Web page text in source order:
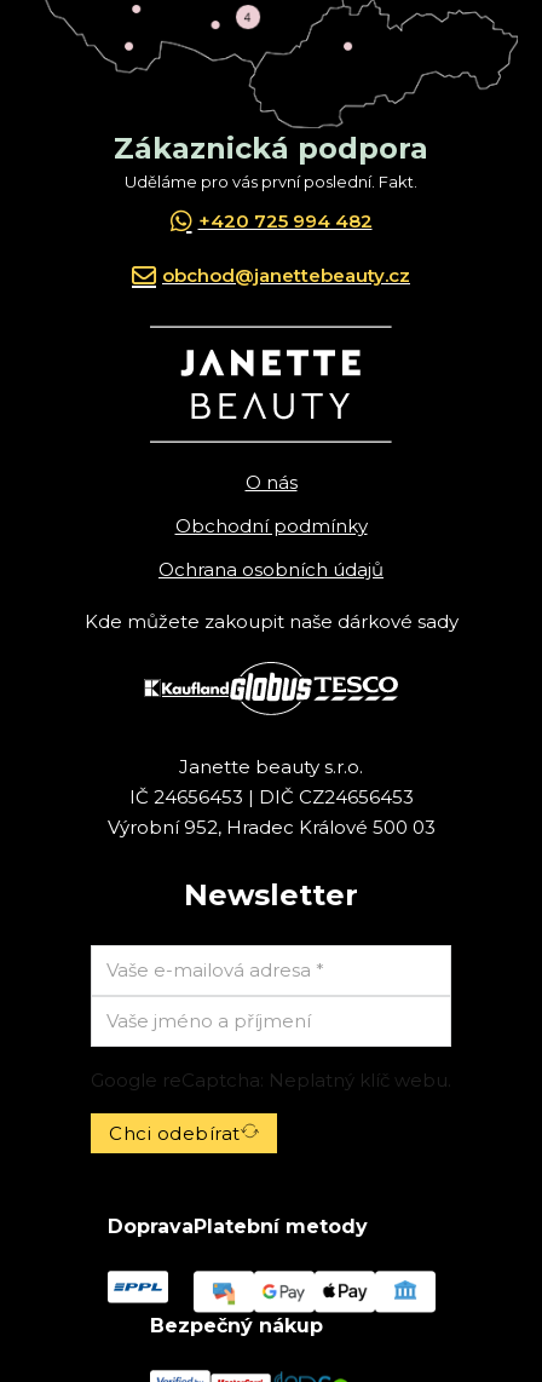
Zákaznická podpora
Uděláme pro vás první poslední. Fakt.
+420 725 994 482
obchod@janettebeauty.cz
O nás
Obchodní podmínky
Ochrana osobních údajů
Kde můžete zakoupit naše dárkové sady
Janette beauty s.r.o.
IČ 24656453 | DIČ CZ24656453
Výrobní 952, Hradec Králové 500 03
Newsletter
Google reCaptcha: Neplatný klíč webu.
Chci odebírat
DopravaPlatební metody
Bezpečný nákup